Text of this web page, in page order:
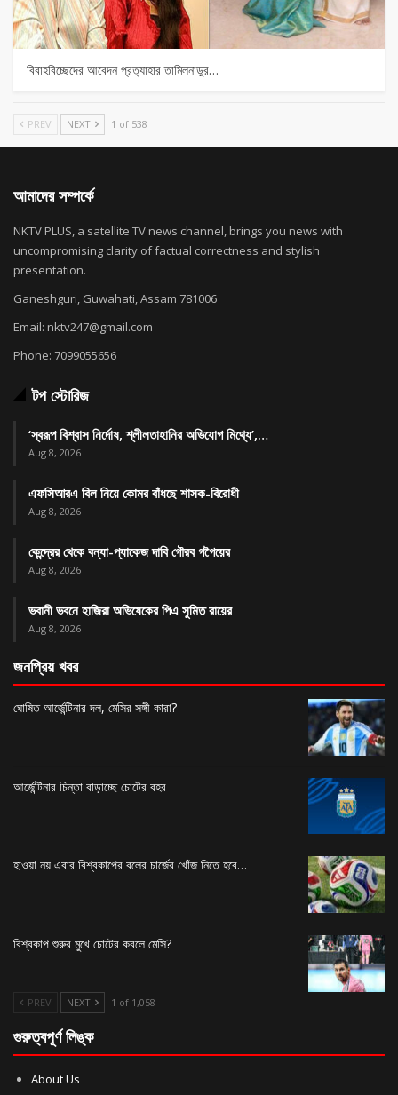
বিবাহবিচ্ছেদের আবেদন প্রত্যাহার তামিলনাড়ুর…
PREV NEXT 1 of 538
আমাদের সম্পর্কে
NKTV PLUS, a satellite TV news channel, brings you news with
uncompromising clarity of factual correctness and stylish
presentation.
Ganeshguri, Guwahati, Assam 781006
Email: nktv247@gmail.com
Phone: 7099055656
টপ স্টোরিজ
‘স্বরূপ বিশ্বাস নির্দোষ, শ্লীলতাহানির অভিযোগ মিথ্যে’,…
Aug 8, 2026
এফসিআরএ বিল নিয়ে কোমর বাঁধছে শাসক-বিরোধী
Aug 8, 2026
কেন্দ্রের থেকে বন্যা-প্যাকেজ দাবি গৌরব গগৈয়ের
Aug 8, 2026
ভবানী ভবনে হাজিরা অভিষেকের পিএ সুমিত রায়ের
Aug 8, 2026
জনপ্রিয় খবর
ঘোষিত আর্জেন্টিনার দল, মেসির সঙ্গী কারা?
আর্জেন্টিনার চিন্তা বাড়াচ্ছে চোটের বহর
হাওয়া নয় এবার বিশ্বকাপের বলের চার্জের খোঁজ নিতে হবে…
বিশ্বকাপ শুরুর মুখে চোটের কবলে মেসি?
PREV NEXT 1 of 1,058
গুরুত্বপূর্ণ লিঙ্ক
About Us